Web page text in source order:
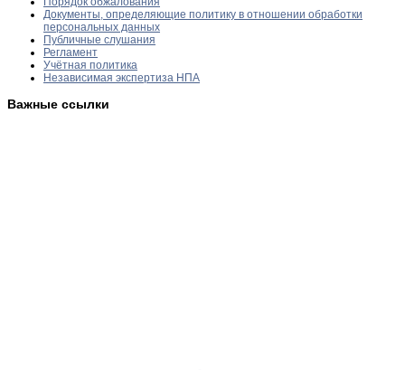
Документы, определяющие политику в отношении обработки
персональных данных
Публичные слушания
Регламент
Учётная политика
Независимая экспертиза НПА
Важные ссылки